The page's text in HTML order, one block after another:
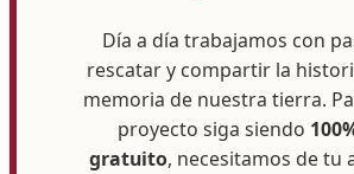
Día a día trabajamos con
rescatar y compartir la
memoria de nuestra tierra.
proyecto siga siendo
gratuito, necesitamos de tu